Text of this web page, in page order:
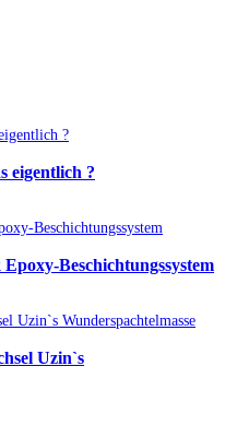
eigentlich ?
Beschichtungssystem
Uzin`s